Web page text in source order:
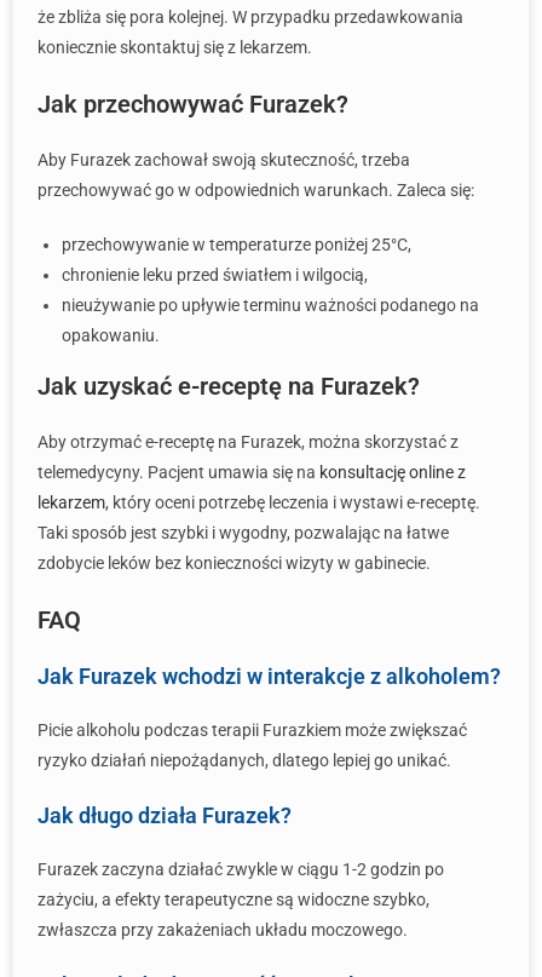
że zbliża się pora kolejnej. W przypadku przedawkowania
koniecznie skontaktuj się z lekarzem.
Jak przechowywać Furazek?
Aby Furazek zachował swoją skuteczność, trzeba
przechowywać go w odpowiednich warunkach. Zaleca się:
przechowywanie w temperaturze poniżej 25°C,
chronienie leku przed światłem i wilgocią,
nieużywanie po upływie terminu ważności podanego na
opakowaniu.
Jak uzyskać e-receptę na Furazek?
Aby otrzymać e-receptę na Furazek, można skorzystać z
telemedycyny. Pacjent umawia się na konsultację online z
lekarzem, który oceni potrzebę leczenia i wystawi e-receptę.
Taki sposób jest szybki i wygodny, pozwalając na łatwe
zdobycie leków bez konieczności wizyty w gabinecie.
FAQ
Jak Furazek wchodzi w interakcje z alkoholem?
Picie alkoholu podczas terapii Furazkiem może zwiększać
ryzyko działań niepożądanych, dlatego lepiej go unikać.
Jak długo działa Furazek?
Furazek zaczyna działać zwykle w ciągu 1-2 godzin po
zażyciu, a efekty terapeutyczne są widoczne szybko,
zwłaszcza przy zakażeniach układu moczowego.